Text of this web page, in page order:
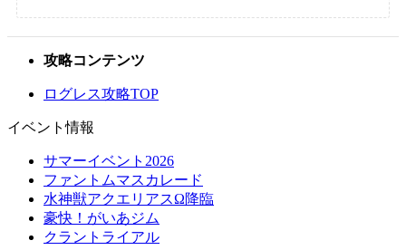
攻略コンテンツ
ログレス攻略TOP
イベント情報
サマーイベント2026
ファントムマスカレード
水神獣アクエリアスΩ降臨
豪快！がいあジム
クラントライアル